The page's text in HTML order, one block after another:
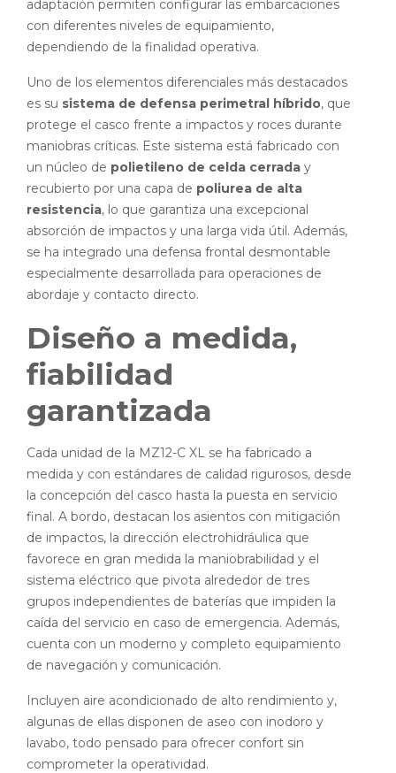
adaptación permiten configurar las embarcaciones
con diferentes niveles de equipamiento,
dependiendo de la finalidad operativa.
Uno de los elementos diferenciales más destacados
es su sistema de defensa perimetral híbrido, que
protege el casco frente a impactos y roces durante
maniobras críticas. Este sistema está fabricado con
un núcleo de polietileno de celda cerrada y
recubierto por una capa de poliurea de alta
resistencia, lo que garantiza una excepcional
absorción de impactos y una larga vida útil. Además,
se ha integrado una defensa frontal desmontable
especialmente desarrollada para operaciones de
abordaje y contacto directo.
Diseño a medida,
fiabilidad
garantizada
Cada unidad de la MZ12-C XL se ha fabricado a
medida y con estándares de calidad rigurosos, desde
la concepción del casco hasta la puesta en servicio
final. A bordo, destacan los asientos con mitigación
de impactos, la dirección electrohidráulica que
favorece en gran medida la maniobrabilidad y el
sistema eléctrico que pivota alrededor de tres
grupos independientes de baterías que impiden la
caída del servicio en caso de emergencia. Además,
cuenta con un moderno y completo equipamiento
de navegación y comunicación.
Incluyen aire acondicionado de alto rendimiento y,
algunas de ellas disponen de aseo con inodoro y
lavabo, todo pensado para ofrecer confort sin
comprometer la operatividad.